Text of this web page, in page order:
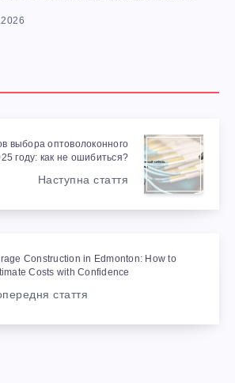
выбора оптоволоконного
году: как не ошибиться?
Наступна стаття
Construction in Edmonton: How to
Costs with Confidence
стаття